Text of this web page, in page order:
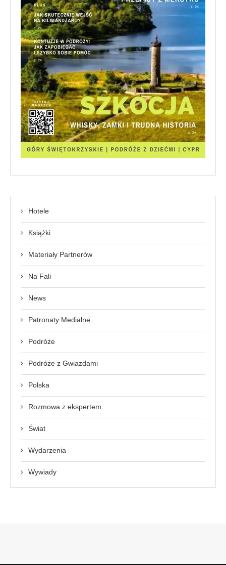
Hotele
Książki
Materiały Partnerów
Na Fali
News
Patronaty Medialne
Podróże
Podróże z Gwiazdami
Polska
Rozmowa z ekspertem
Świat
Wydarzenia
Wywiady